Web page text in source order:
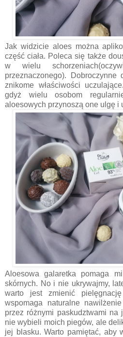
Jak widzicie aloes można
część ciała. Poleca się także
w wielu
przeznaczonego). Dobroczynne
znikome właściwości
gdyż wielu osobom
aloesowych przynoszą one ulgę i
Aloesowa galaretka pomaga
skórnych. No i nie ukrywajmy,
warto jest zmienić
wspomaga naturalne
przez różnymi paskudztwami na
nie wybieli moich piegów, ale
jej blasku. Warto pamiętać, aby